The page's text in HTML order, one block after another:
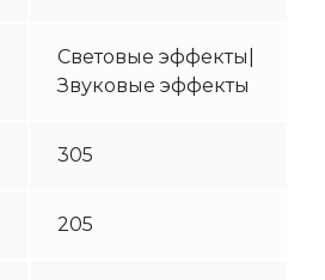
Световые эффекты|
Звуковые эффекты
305
205